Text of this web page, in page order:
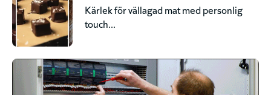
Kärlek för vällagad mat med personlig
touch...